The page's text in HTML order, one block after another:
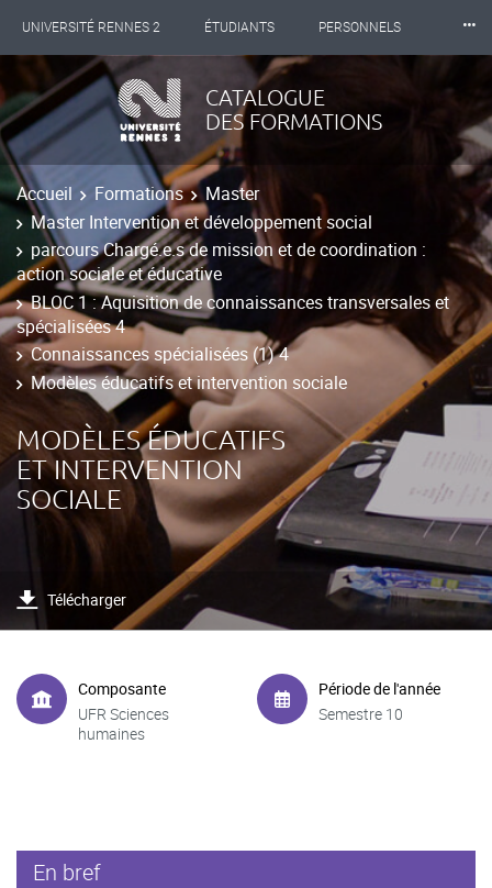
UNIVERSITÉ RENNES 2 ÉTUDIANTS PERSONNELS
INTERNATIONAL PROFESSIONNELS
LES NOUVELLES DE RENNES 2
⸱⸱⸱
CATALOGUE
DES FORMATIONS
Accueil Formations
Master
Master Intervention et développement social
parcours Chargé.e.s de mission et de coordination :
action sociale et éducative
BLOC 1 : Aquisition de connaissances transversales et
spécialisées 4
Connaissances spécialisées (1) 4
Modèles éducatifs et intervention sociale
MODÈLES ÉDUCATIFS
ET INTERVENTION
SOCIALE
Télécharger
Composante
UFR Sciences
humaines
Période de l'année
Semestre 10
En bref